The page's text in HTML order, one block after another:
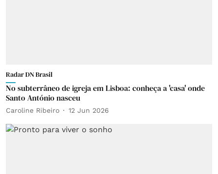
Radar DN Brasil
No subterrâneo de igreja em Lisboa: conheça a 'casa' onde
Santo António nasceu
Caroline Ribeiro 12 Jun 2026